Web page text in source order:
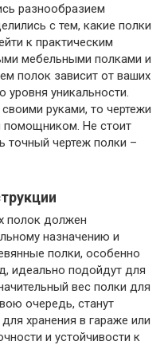
разнообразием
с тем, какие полки
к практическим
мебельными полками и
полок зависит от ваших
уникальности.
руками, то чертежи
Не стоит
точный чертеж полки –
полок должен
назначению и
полки, особенно
идеально подойдут для
вес полки для
очередь, станут
хранения в гараже или
и устойчивости к